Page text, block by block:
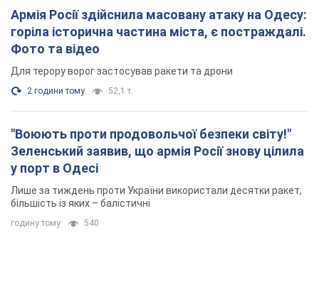
Армія Росії здійснила масовану атаку на Одесу:
горіла історична частина міста, є постраждалі.
Фото та відео
Для терору ворог застосував ракети та дрони
2 години тому 52,1 т.
"Воюють проти продовольчої безпеки світу!"
Зеленський заявив, що армія Росії знову цілила
у порт в Одесі
Лише за тиждень проти України використали десятки ракет,
більшість із яких – балістичні
годину тому 540